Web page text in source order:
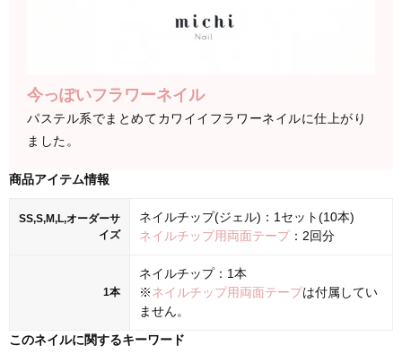
今っぽいフラワーネイル
パステル系でまとめてカワイイフラワーネイルに仕上がり
ました。
商品アイテム情報
SS,S,M,L,オーダーサ
イズ
ネイルチップ(ジェル)：1セット(10本)
ネイルチップ用両面テープ：2回分
1本
ネイルチップ：1本
※ネイルチップ用両面テープは付属してい
ません。
このネイルに関するキーワード